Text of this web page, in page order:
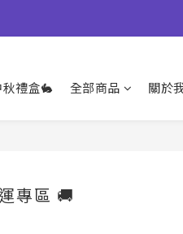
【早鳥優惠倒數中】中秋禮盒82
蛋肉鬆除外)產地將移轉至越南，
【早鳥優惠倒數中】中秋禮盒82
禮盒🐇 全部商品 關於
專區 🚚